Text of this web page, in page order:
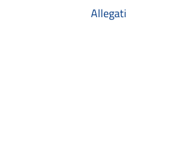
Allegati